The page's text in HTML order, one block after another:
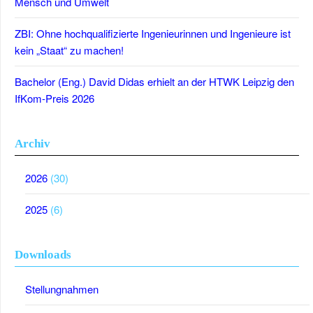
ZBI: Ohne hochqualifizierte Ingenieurinnen und Ingenieure ist
kein „Staat“ zu machen!
Bachelor (Eng.) David Didas erhielt an der HTWK Leipzig den
IfKom-Preis 2026
Archiv
2026 (30)
2025 (6)
Downloads
Stellungnahmen